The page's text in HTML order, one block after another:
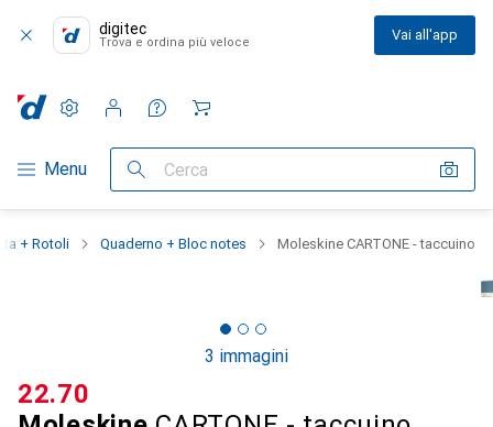
digitec
Trova e ordina più veloce Vai all'app
Categoria Navigazione
Menu Cerca
Impostazioni
Conto cliente
Liste di confronto
Liste dei desideri
Carrello
+ Rotoli Quaderno + Bloc notes Moleskine CARTONE - taccuino
3 immagini
CHF
22.70